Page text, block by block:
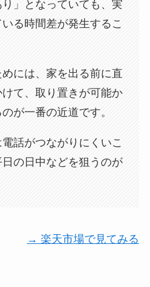
」となっていても、実
る時間差が発生するこ
には、家を出る前に直
て、取り置きが可能か
が一番の近道です。
話がつながりにくいこ
の日中などを狙うのが
→ 楽天市場で見てみる